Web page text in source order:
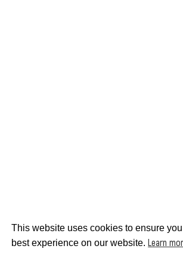
This website uses cookies to ensure
best experience on our website. Learn